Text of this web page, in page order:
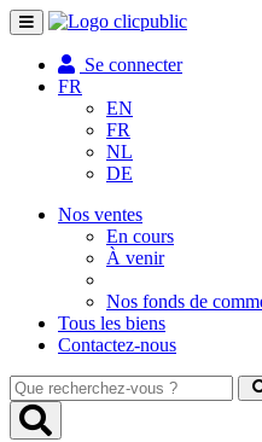
Toggle
navigation
Se connecter
FR
EN
FR
NL
DE
Nos ventes
En cours
À venir
Nos fonds de
Tous les biens
Contactez-nous
Que
recherchez-
vous